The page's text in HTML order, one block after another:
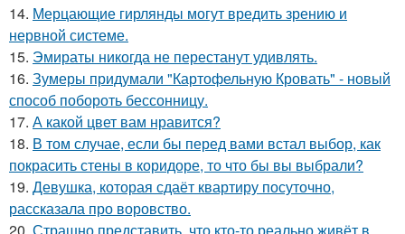
14. Мерцающие гирлянды могут вредить зрению и
нервной системе.
15. Эмираты никогда не перестанут удивлять.
16. Зумеры придумали "Картофельную Кровать" - новый
способ побороть бессонницу.
17. А какой цвет вам нравится?
18. В том случае, если бы перед вами встал выбор, как
покрасить стены в коридоре, то что бы вы выбрали?
19. Девушка, которая сдаёт квартиру посуточно,
рассказала про воровство.